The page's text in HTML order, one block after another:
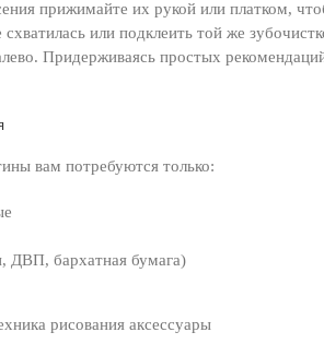
прижимайте их рукой или платком,
схватилась или подклеить той же
Придерживаясь простых
вам потребуются только:
ДВП, бархатная бумага)